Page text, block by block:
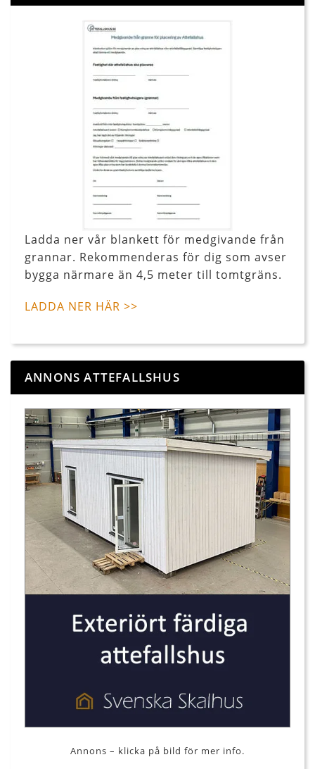
Ladda ner vår blankett för medgivande från
grannar. Rekommenderas för dig som avser
bygga närmare än 4,5 meter till tomtgräns.
LADDA NER HÄR >>
ANNONS ATTEFALLSHUS
Annons – klicka på bild för mer info.